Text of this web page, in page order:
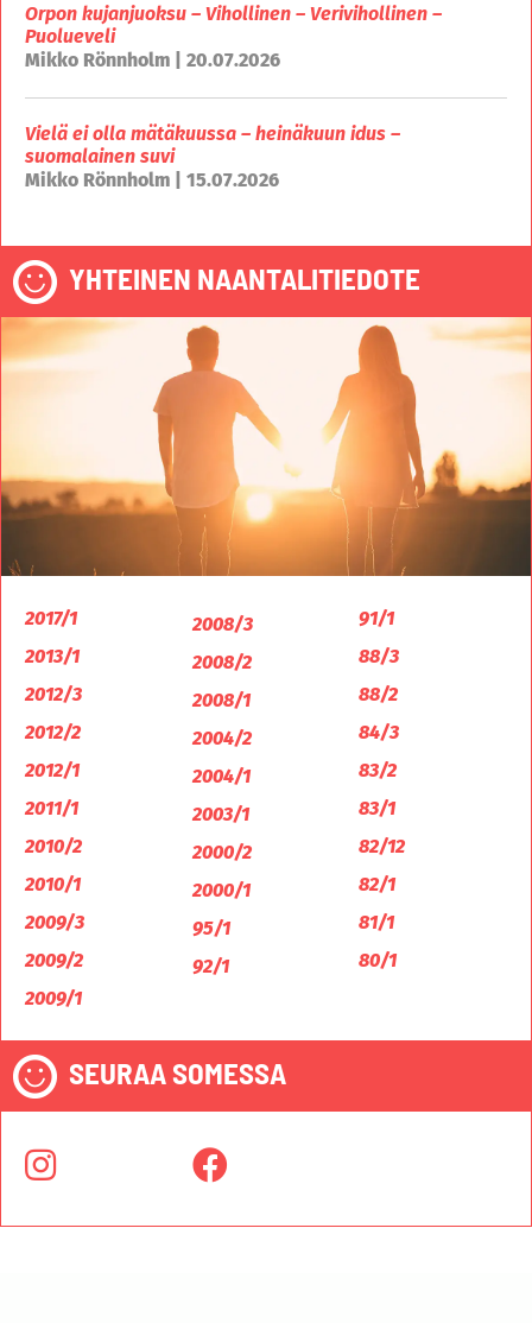
Orpon kujanjuoksu – Vihollinen – Verivihollinen –
Puolueveli
Mikko Rönnholm | 20.07.2026
Vielä ei olla mätäkuussa – heinäkuun idus –
suomalainen suvi
Mikko Rönnholm | 15.07.2026
YHTEINEN NAANTALITIEDOTE
2017/1
2013/1
2012/3
2012/2
2012/1
2011/1
2010/2
2010/1
2009/3
2009/2
2009/1
2008/3
2008/2
2008/1
2004/2
2004/1
2003/1
2000/2
2000/1
95/1
92/1
91/1
88/3
88/2
84/3
83/2
83/1
82/12
82/1
81/1
80/1
SEURAA SOMESSA